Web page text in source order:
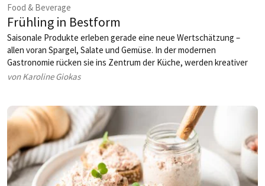
Food & Beverage
Frühling in Bestform
Saisonale Produkte erleben gerade eine neue Wertschätzung –
allen voran Spargel, Salate und Gemüse. In der modernen
Gastronomie rücken sie ins Zentrum der Küche, werden kreativer
und auch emotionaler interpretiert. Küchenchefs, Konzepte und
von Karoline Giokas